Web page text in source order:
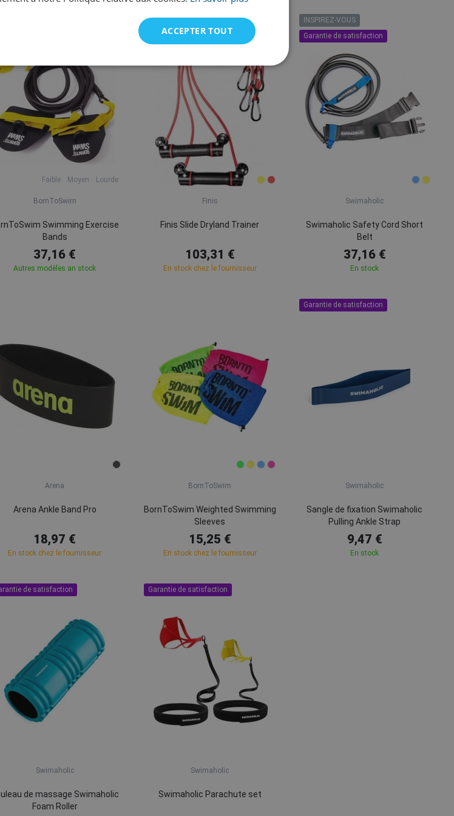
Faible Moyen Lourde
BornToSwim
Swimming Exercise
Bands
37,16 €
Autres modèles an stock
Finis
Finis Slide Dryland Trainer
103,31 €
En stock chez le fournisseur
INSPIREZ-VOUS
Garantie de satisfaction
Swimaholic
Swimaholic Safety Cord Short
Belt
37,16 €
En stock
Arena
Arena Ankle Band Pro
18,97 €
En stock chez le fournisseur
BornToSwim
BornToSwim Weighted Swimming
Sleeves
15,25 €
En stock chez le fournisseur
Garantie de satisfaction
Swimaholic
Sangle de fixation Swimaholic
Pulling Ankle Strap
9,47 €
En stock
de satisfaction
Swimaholic
de massage Swimaholic
Foam Roller
Garantie de satisfaction
Swimaholic
Swimaholic Parachute set
ACCEPTER TOUT